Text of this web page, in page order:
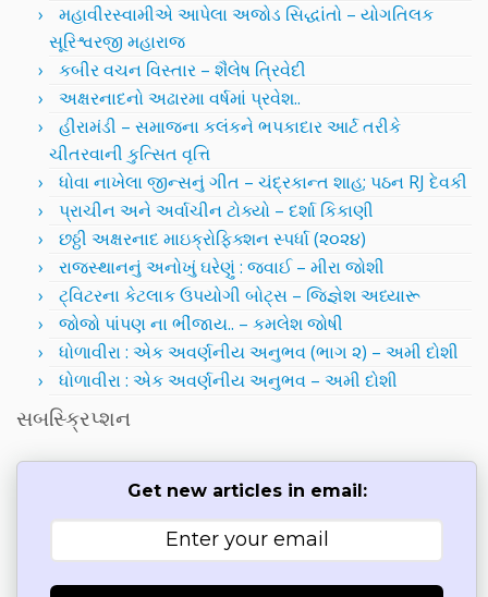
મહાવીરસ્વામીએ આપેલા અજોડ સિદ્ધાંતો – યોગતિલક
સૂરિશ્વરજી મહારાજ
કબીર વચન વિસ્તાર – શૈલેષ ત્રિવેદી
અક્ષરનાદનો અઢારમા વર્ષમાં પ્રવેશ..
હીરામંડી – સમાજના કલંકને ભપકાદાર આર્ટ તરીકે
ચીતરવાની કુત્સિત વૃત્તિ
ધોવા નાખેલા જીન્સનું ગીત – ચંદ્રકાન્ત શાહ; પઠન RJ દેવકી
પ્રાચીન અને અર્વાચીન ટોક્યો – દર્શા કિકાણી
છઠ્ઠી અક્ષરનાદ માઇક્રોફિક્શન સ્પર્ધા (૨૦૨૪)
રાજસ્થાનનું અનોખું ઘરેણું : જવાઈ – મીરા જોશી
ટ્વિટરના કેટલાક ઉપયોગી બોટ્સ – જિજ્ઞેશ અધ્યારૂ
જોજો પાંપણ ના ભીંજાય.. – કમલેશ જોષી
ધોળાવીરા : એક અવર્ણનીય અનુભવ (ભાગ ૨) – અમી દોશી
ધોળાવીરા : એક અવર્ણનીય અનુભવ – અમી દોશી
સબસ્ક્રિપ્શન
Get new articles in email: